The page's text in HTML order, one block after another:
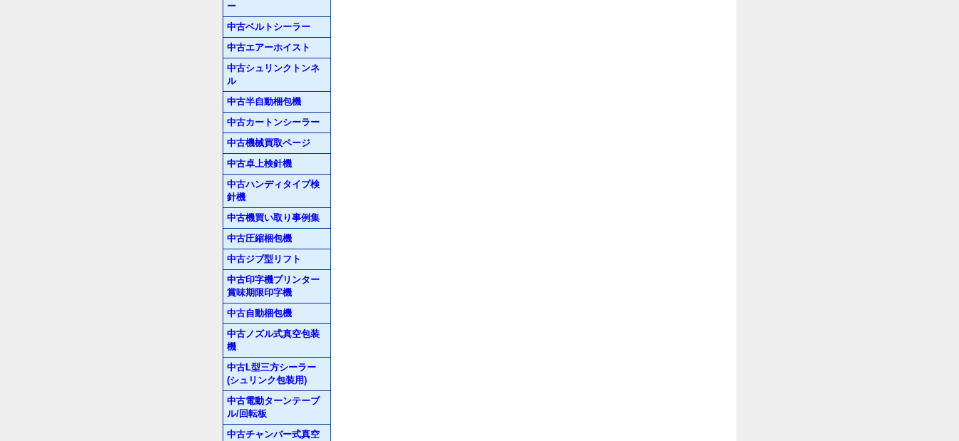
ー
中古ベルトシーラー
中古エアーホイスト
中古シュリンクトンネ
ル
中古半自動梱包機
中古カートンシーラー
中古機械買取ページ
中古卓上検針機
中古ハンディタイプ検
針機
中古機買い取り事例集
中古圧縮梱包機
中古ジブ型リフト
中古印字機プリンター
賞味期限印字機
中古自動梱包機
中古ノズル式真空包装
機
中古L型三方シーラー
(シュリンク包装用)
中古電動ターンテーブ
ル/回転板
中古チャンバー式真空